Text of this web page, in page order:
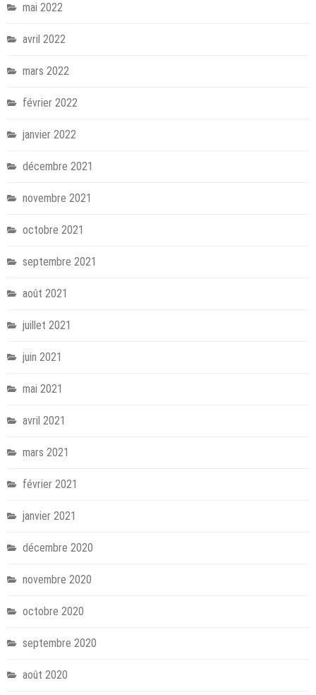
mai 2022
avril 2022
mars 2022
février 2022
janvier 2022
décembre 2021
novembre 2021
octobre 2021
septembre 2021
août 2021
juillet 2021
juin 2021
mai 2021
avril 2021
mars 2021
février 2021
janvier 2021
décembre 2020
novembre 2020
octobre 2020
septembre 2020
août 2020